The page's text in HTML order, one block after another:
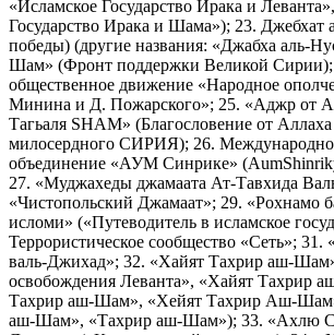
«Исламское Государство Ирака и
Государство Ирака и Шама»); 23. Джебхат
победы) (другие названия: «Джабха аль-
Шам» (Фронт поддержки Великой Сирии);
общественное движение «Народное
Минина и Д. Пожарского»; 25. «Аджр от
Тагьаля SHAM» (Благословение от
милосердного СИРИЯ); 26.
объединение «АУМ Синрике»
27. «Муджахеды джамаата Ат-Тавхида
«Чистопольский Джамаат»; 29. «Рохнамо
исломи» («Путеводитель в исламское
Террористическое сообщество «Сеть»; 31.
валь-Джихад»; 32. «Хайят Тахрир аш-
освобождения Леванта», «Хайят Тахрир
Тахрир аш-Шам», «Хейят Тахрир Аш-
аш-Шам», «Тахрир аш-Шам»); 33. «Ахлю